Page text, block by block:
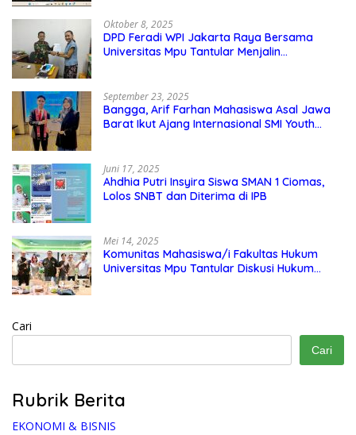
Oktober 8, 2025
DPD Feradi WPI Jakarta Raya Bersama
Universitas Mpu Tantular Menjalin
September 23, 2025
Bangga, Arif Farhan Mahasiswa Asal Jawa
Barat Ikut Ajang Internasional SMI Youth
Juni 17, 2025
Ahdhia Putri Insyira Siswa SMAN 1 Ciomas,
Lolos SNBT dan Diterima di IPB
Mei 14, 2025
Komunitas Mahasiswa/i Fakultas Hukum
Universitas Mpu Tantular Diskusi Hukum
Cari
Cari
Rubrik Berita
EKONOMI & BISNIS